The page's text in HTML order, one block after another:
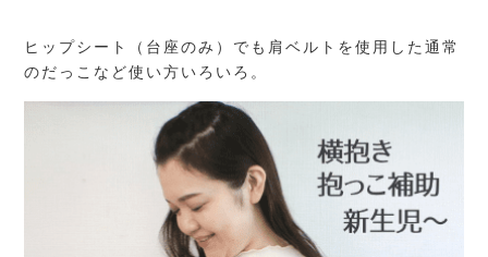
ヒップシート（台座のみ）でも肩ベルトを使用した通常
のだっこなど使い方いろいろ。